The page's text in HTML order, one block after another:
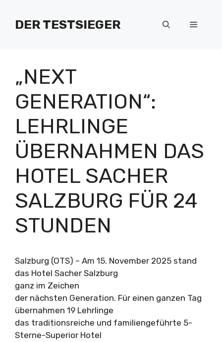
Inhalt
springenDER TESTSIEGER Menü
„NEXT
GENERATION“:
LEHRLINGE
ÜBERNAHMEN DAS
HOTEL SACHER
SALZBURG FÜR 24
STUNDEN
Salzburg (OTS) – Am 15. November 2025 stand
das Hotel Sacher Salzburg
ganz im Zeichen
der nächsten Generation. Für einen ganzen Tag
übernahmen 19 Lehrlinge
das traditionsreiche und familiengeführte 5-
Sterne-Superior Hotel